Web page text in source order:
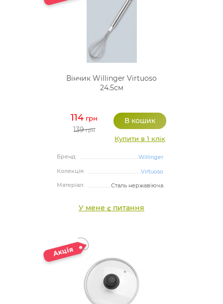
Вінчик Willinger Virtuoso
24.5см
114 грн
139грн
Купити в 1 клік
Бренд:
Willinger
Колекція:
Virtuoso
Матеріал:
Сталь нержавіюча
У мене є питання